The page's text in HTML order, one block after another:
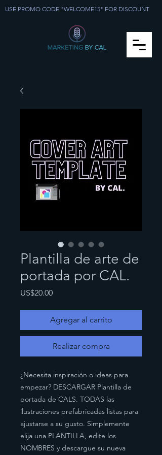
USE PROMO CODE "WELCOME15" FOR DISCOUNT
Plantilla de arte de
portada por CAL.
US$20.00Precio
Agregar al carrito
Realizar compra
¿Necesita inspiración o ideas para
empezar? DESCARGAR Plantilla de
portada de CALS. TODAS las
ilustraciones prefabricadas listas para
ajustarse a su gusto. Simplemente
elija una PLANTILLA, edite los
NOMBRES y descargue su nueva